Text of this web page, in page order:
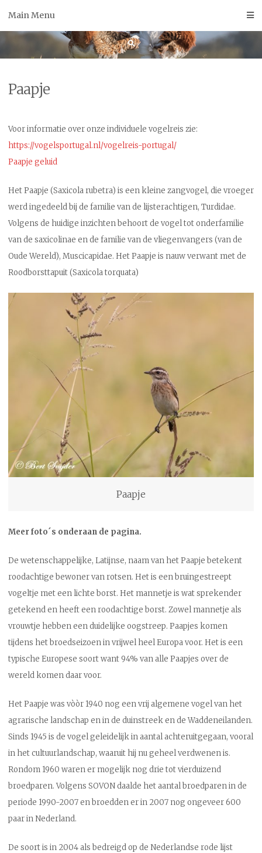
Main Menu
Paapje
Voor informatie over onze individuele vogelreis zie:
https://vogelsportugal.nl/vogelreis-portugal/
Paapje geluid
Het Paapje (Saxicola rubetra) is een kleine zangvogel, die vroeger
werd ingedeeld bij de familie van de lijsterachtigen, Turdidae.
Volgens de huidige inzichten behoort de vogel tot onderfamilie
van de saxicolinae en de familie van de vliegenvangers (van de
Oude Wereld), Muscicapidae. Het Paapje is nauw verwant met de
Roodborsttapuit (Saxicola torquata)
Paapje
Meer foto´s onderaan de pagina.
De wetenschappelijke, Latijnse, naam van het Paapje betekent
roodachtige bewoner van rotsen. Het is een bruingestreept
vogeltje met een lichte borst. Het mannetje is wat sprekender
getekend en heeft een roodachtige borst. Zowel mannetje als
vrouwtje hebben een duidelijke oogstreep. Paapjes komen
tijdens het broedseizoen in vrijwel heel Europa voor. Het is een
typische Europese soort want 94% van alle Paapjes over de
wereld komen daar voor.
Het Paapje was vòòr 1940 nog een vrij algemene vogel van het
agrarische landschap en in de duinstreek en de Waddeneilanden.
Sinds 1945 is de vogel geleidelijk in aantal achteruitgegaan, vooral
in het cultuurlandschap, waaruit hij nu geheel verdwenen is.
Rondom 1960 waren er mogelijk nog drie tot vierduizend
broedparen. Volgens SOVON daalde het aantal broedparen in de
periode 1990-2007 en broedden er in 2007 nog ongeveer 600
paar in Nederland.
De soort is in 2004 als bedreigd op de Nederlandse rode lijst